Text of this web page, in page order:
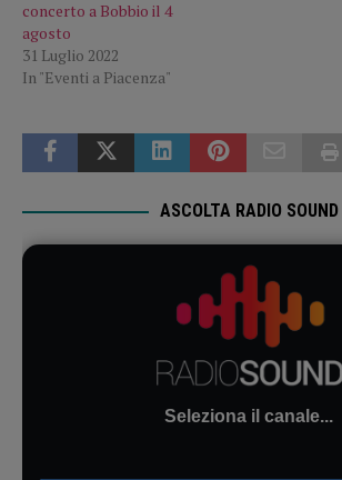
concerto a Bobbio il 4
agosto
31 Luglio 2022
In "Eventi a Piacenza"
ASCOLTA RADIO SOUND
Seleziona il canale...